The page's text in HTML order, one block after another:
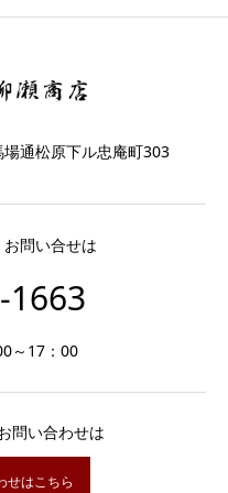
通松原下ル忠庵町303
問い合せは
1663
～17：00
問い合わせは
せはこちら